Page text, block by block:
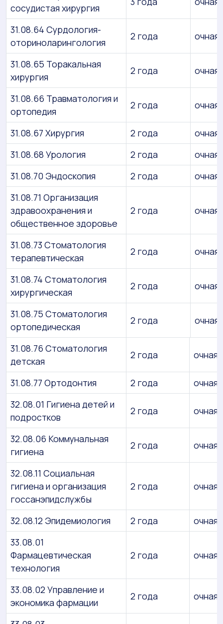
сосудистая хирургия
31.08.64 Сурдология-
оториноларингология
2 года очная
31.08.65 Торакальная
хирургия
2 года очная
31.08.66 Травматология и
ортопедия
2 года очная
31.08.67 Хирургия 2 года
очная
31.08.68 Урология
2 года
очная
31.08.70 Эндоскопия
2 года
очная
31.08.71 Организация
здравоохранения и
общественное здоровье
2 года очная
31.08.73 Стоматология
терапевтическая
2 года очная
31.08.74 Стоматология
хирургическая
2 года очная
31.08.75 Стоматология
ортопедическая
2 года очная
31.08.76 Стоматология
детская
2 года очная
31.08.77 Ортодонтия 2 года
очная
32.08.01 Гигиена детей и
подростков
2 года очная
32.08.06 Коммунальная
гигиена
2 года очная
32.08.11 Социальная
гигиена и организация
госсанэпидслужбы
2 года очная
32.08.12 Эпидемиология 2 года
очная
33.08.01
Фармацевтическая
технология
2 года очная
33.08.02 Управление и
экономика фармации
2 года очная